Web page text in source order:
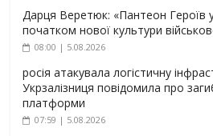
Дарця Веретюк: «Пантеон Героїв
початком нової культури
08:00 | 5.08.2026
росія атакувала логістичну
Укрзалізниця повідомила про
платформи
07:59 | 5.08.2026